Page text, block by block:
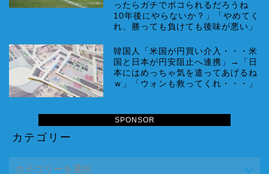
SPONSOR
ったらガチでボコられるだろうね
10年後にやらないか？」「やめてく
れ、勝っても負けても後味が悪い」
韓国人「米国が円買い介入・・・米
国と日本が円安阻止へ連携」→「日
本にはめっちゃ気を遣ってあげるね
ｗ」「ウォンも救ってくれ・・・」
カテゴリー